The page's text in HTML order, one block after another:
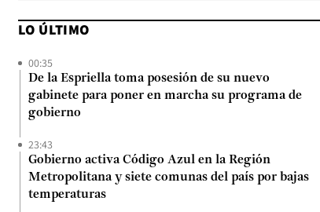
LO ÚLTIMO
00:35
De la Espriella toma posesión de su nuevo
gabinete para poner en marcha su programa de
gobierno
23:43
Gobierno activa Código Azul en la Región
Metropolitana y siete comunas del país por bajas
temperaturas